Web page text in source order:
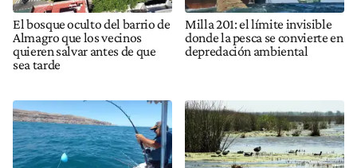
El bosque oculto del barrio de
Almagro que los vecinos
quieren salvar antes de que
sea tarde
Milla 201: el límite invisible
donde la pesca se convierte en
depredación ambiental